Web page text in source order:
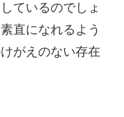
ているのでしょ
直になれるよう
がえのない存在